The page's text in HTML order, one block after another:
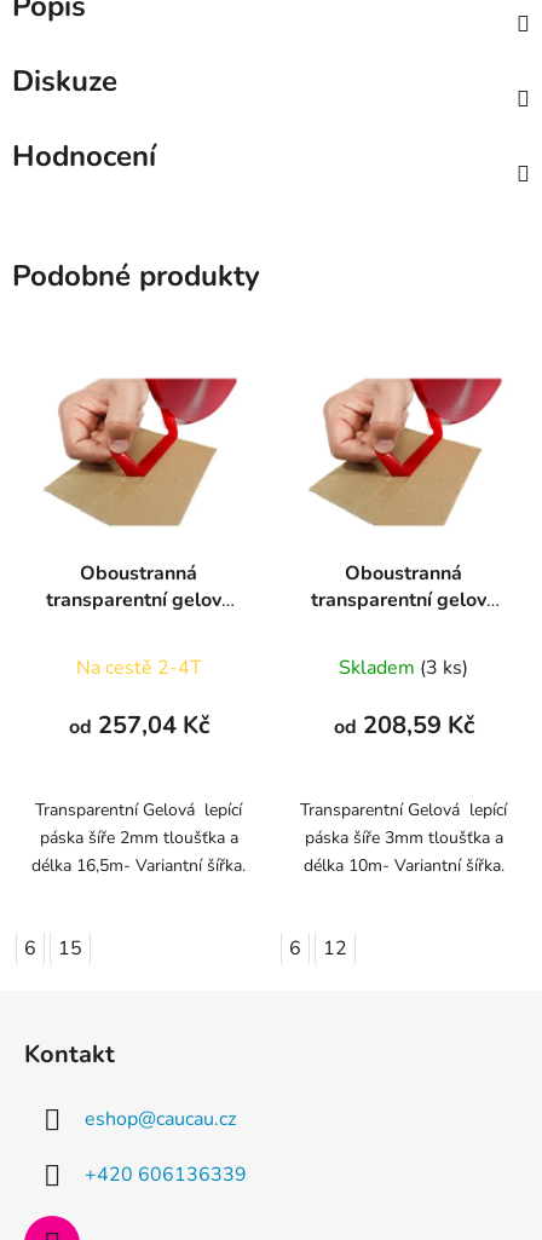
Diskuze
Hodnocení
Podobné produkty
Oboustranná
transparentní gelová
x16,5m
Na cestě 2-4T
od 257,04 Kč
Transparentní Gelová lepící
páska šíře 2mm tloušťka a
délka 16,5m- Variantní šířka.
6 15
Oboustranná
transparentní gelová
x10m
Skladem (3 ks)
od 208,59 Kč
Transparentní Gelová lepící
páska šíře 3mm tloušťka a
délka 10m- Variantní šířka.
6 12
Kontakt
eshop@caucau.cz
+420 606136339